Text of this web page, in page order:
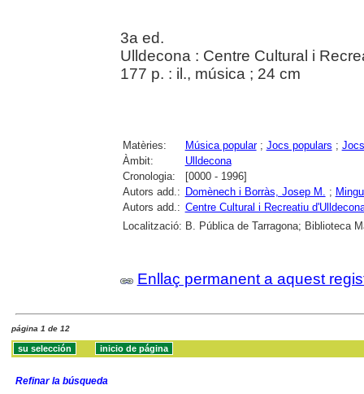
3a ed.
Ulldecona : Centre Cultural i
177 p. : il., música ; 24 cm
Matèries: Música popular; Jocs populars ;
Àmbit:
Ulldecona
Cronologia:
[0000 - 1996]
Autors add.: Domènech i Borràs, Josep M. ;
Autors add.: Centre Cultural i Recreatiu
Localització: B. Pública de Tarragona; Biblioteca
Enllaç permanent a aquest
página 1 de 12
Refinar la búsqueda